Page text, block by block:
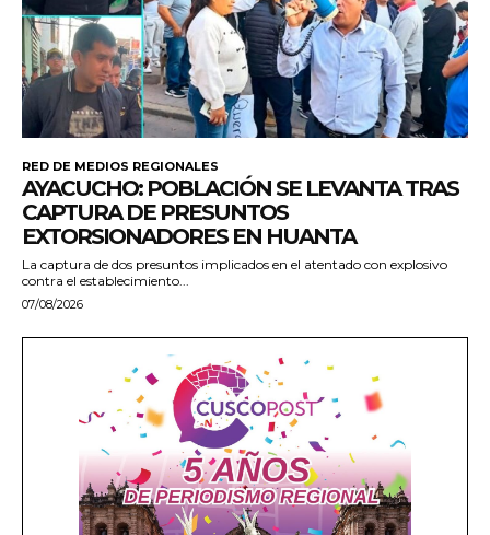
RED DE MEDIOS REGIONALES
AYACUCHO: POBLACIÓN SE LEVANTA TRAS
CAPTURA DE PRESUNTOS
EXTORSIONADORES EN HUANTA
La captura de dos presuntos implicados en el atentado con explosivo
contra el establecimiento...
07/08/2026